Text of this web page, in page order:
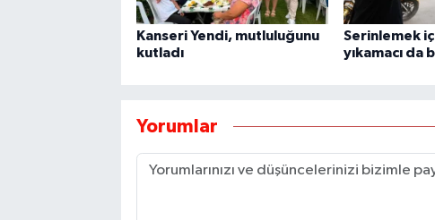
Kanseri Yendi, mutluluğunu
kutladı
Serinlemek
yıkamacı da
Yorumlar